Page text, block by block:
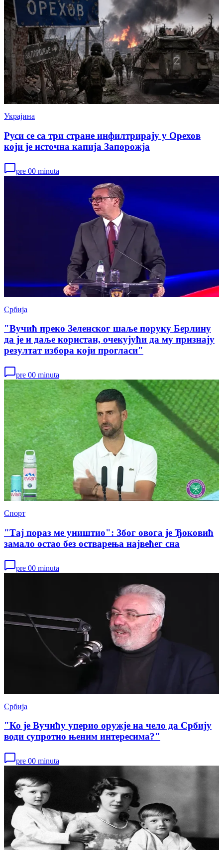
Украјина
Руси се са три стране инфилтрирају у Орехов
који је источна капија Запорожја
pre 00 minuta
Србија
"Вучић преко Зеленског шаље поруку Берлину
да је и даље користан, очекујући да му признају
резултат избора који прогласи"
pre 00 minuta
Спорт
"Тај пораз ме уништио": Због овога је Ђоковић
замало остао без остварења највећег сна
pre 00 minuta
Србија
"Ко је Вучићу уперио оружје на чело да Србију
води супротно њеним интересима?"
pre 00 minuta